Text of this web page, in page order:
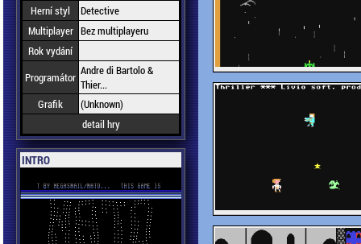
Herní styl
Detective
Multiplayer Bez multiplayeru
Rok vydání
Programátor Andre di Bartolo &
Thier...
Grafik
(Unknown)
detail hry
INTRO